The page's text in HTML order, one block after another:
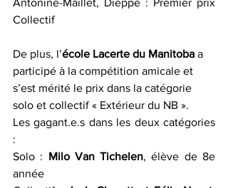
Antonine-Maillet, Dieppe : Premier prix
Collectif
De plus, l’école Lacerte du Manitoba a
participé à la compétition amicale et
s’est mérité le prix dans la catégorie
solo et collectif « Extérieur du NB ».
Les gagant.e.s dans les deux catégories
:
Solo : Milo Van Tichelen, élève de 8e
année